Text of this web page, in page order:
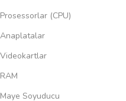
Prosessorlar (CPU)
Anaplatalar
Videokartlar
RAM
Maye Soyuducu